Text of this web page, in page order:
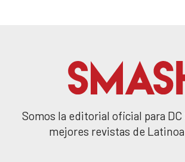
Somos la editorial oficial para DC
mejores revistas de